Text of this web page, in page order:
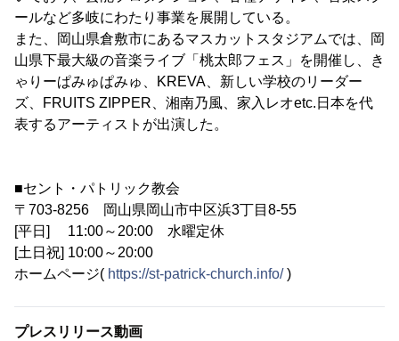
ールなど多岐にわたり事業を展開している。
また、岡山県倉敷市にあるマスカットスタジアムでは、岡
山県下最大級の音楽ライブ「桃太郎フェス」を開催し、き
ゃりーぱみゅぱみゅ、KREVA、新しい学校のリーダー
ズ、FRUITS ZIPPER、湘南乃風、家入レオetc.日本を代
表するアーティストが出演した。
■セント・パトリック教会
〒703-8256 岡山県岡山市中区浜3丁目8-55
[平日] 11:00～20:00 水曜定休
[土日祝] 10:00～20:00
ホームページ( https://st-patrick-church.info/)
プレスリリース動画